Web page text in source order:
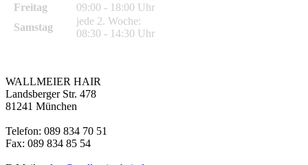
Freitag
09:00 - 18:00 Uhr
Samstag
jede 2. Woche:
08:30 - 14:30 Uhr
WALLMEIER HAIR
Landsberger Str. 478
81241 München
Telefon: 089 834 70 51
Fax: 089 834 85 54